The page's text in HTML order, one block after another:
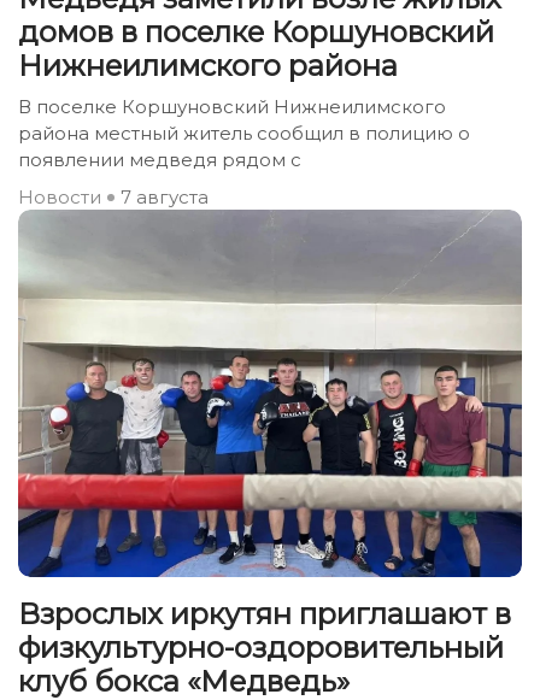
домов в поселке Коршуновский
Нижнеилимского района
В поселке Коршуновский Нижнеилимского
района местный житель сообщил в полицию о
появлении медведя рядом с
Новости
7 августа
Взрослых иркутян приглашают в
физкультурно-оздоровительный
клуб бокса «Медведь»